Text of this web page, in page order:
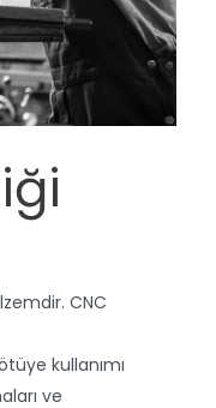
CNC
kullanımı
ve